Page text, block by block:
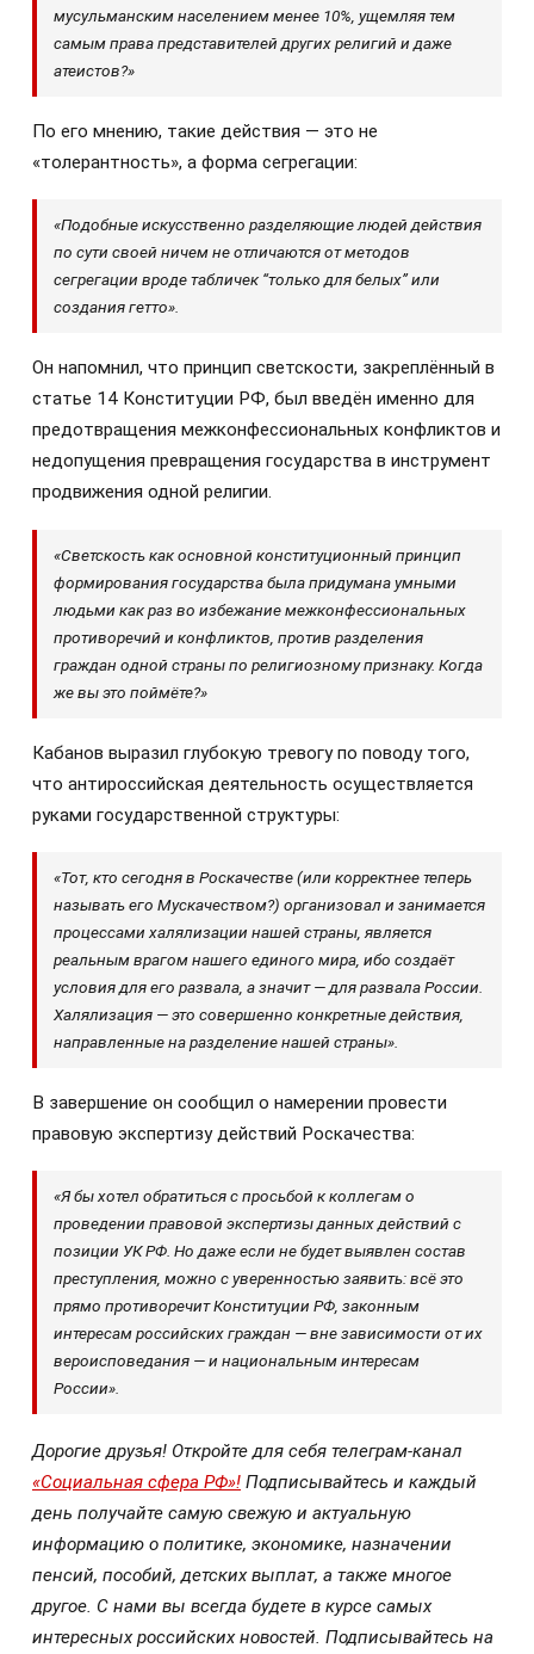
мусульманским населением менее 10%, ущемляя тем
самым права представителей других религий и даже
атеистов?»
По его мнению, такие действия — это не
«толерантность», а форма сегрегации:
«Подобные искусственно разделяющие людей действия
по сути своей ничем не отличаются от методов
сегрегации вроде табличек “только для белых” или
создания гетто».
Он напомнил, что принцип светскости, закреплённый в
статье 14 Конституции РФ, был введён именно для
предотвращения межконфессиональных конфликтов и
недопущения превращения государства в инструмент
продвижения одной религии.
«Светскость как основной конституционный принцип
формирования государства была придумана умными
людьми как раз во избежание межконфессиональных
противоречий и конфликтов, против разделения
граждан одной страны по религиозному признаку. Когда
же вы это поймёте?»
Кабанов выразил глубокую тревогу по поводу того,
что антироссийская деятельность осуществляется
руками государственной структуры:
«Тот, кто сегодня в Роскачестве (или корректнее теперь
называть его Мускачеством?) организовал и занимается
процессами халялизации нашей страны, является
реальным врагом нашего единого мира, ибо создаёт
условия для его развала, а значит — для развала России.
Халялизация — это совершенно конкретные действия,
направленные на разделение нашей страны».
В завершение он сообщил о намерении провести
правовую экспертизу действий Роскачества:
«Я бы хотел обратиться с просьбой к коллегам о
проведении правовой экспертизы данных действий с
позиции УК РФ. Но даже если не будет выявлен состав
преступления, можно с уверенностью заявить: всё это
прямо противоречит Конституции РФ, законным
интересам российских граждан — вне зависимости от их
вероисповедания — и национальным интересам
России».
Дорогие друзья! Откройте для себя телеграм-канал
«Социальная сфера РФ»! Подписывайтесь и каждый
день получайте самую свежую и актуальную
информацию о политике, экономике, назначении
пенсий, пособий, детских выплат, а также многое
другое. С нами вы всегда будете в курсе самых
интересных российских новостей. Подписывайтесь на